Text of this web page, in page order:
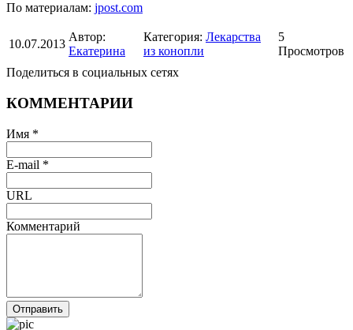
По материалам: jpost.com
10.07.2013
Автор:
Екатерина
Категория: Лекарства
из конопли
5
Просмотров
Поделиться в социальных сетях
КОММЕНТАРИИ
Имя *
E-mail *
URL
Комментарий